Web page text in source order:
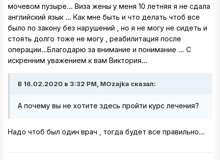
мочевом пузыре... Виза жены у меня 10 летняя я не сдала
английский язык ... Как мне быть и что делать чтоб все
было по закону без нарушений , но я не могу не сидеть и
стоять долго тоже не могу , реабилитация после
операции...Благодарю за внимание и понимание ... С
искренним уважением к вам Виктория...
В 16.02.2020 в 3:32 PM, MOzajka сказал:
A почему вы не хотите здесь пройти курс лечения?
Надо чтоб был один врач , тогда будет все правильно...